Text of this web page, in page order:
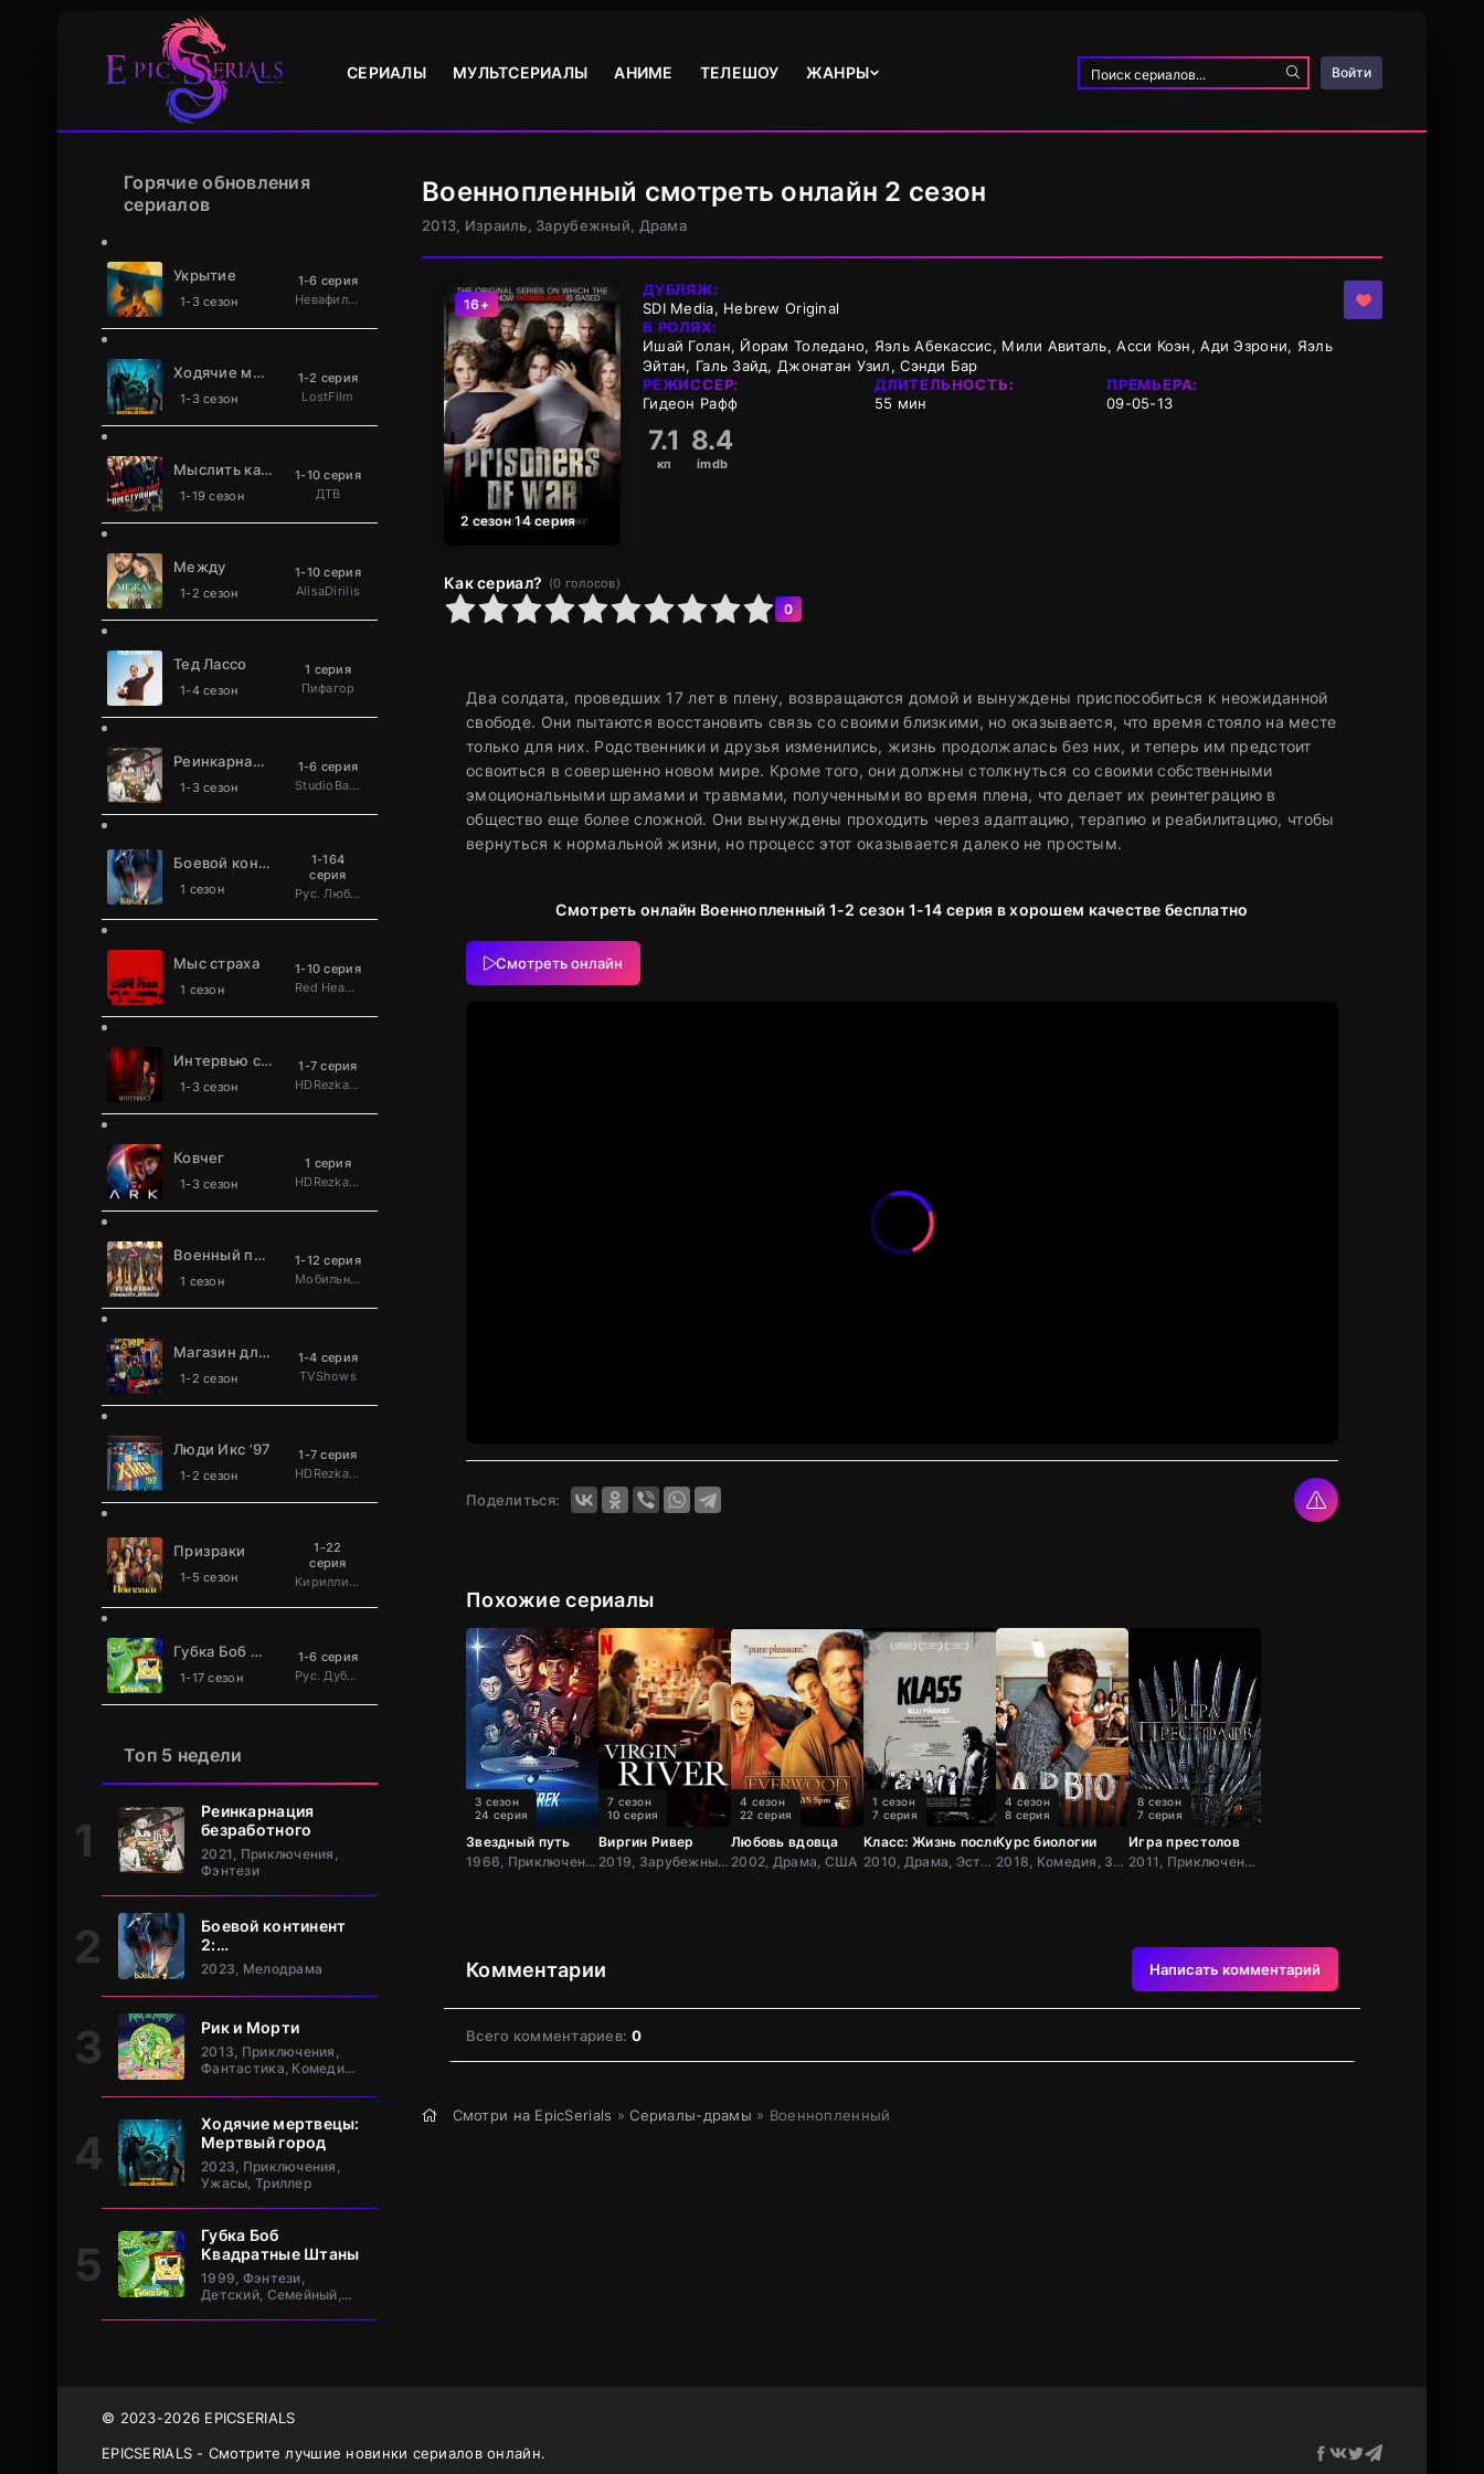
СЕРИАЛЫ МУЛЬТСЕРИАЛЫ АНИМЕ ТЕЛЕШОУ ЖАНРЫ Войти
Горячие обновления
сериалов
Укрытие
1-3 сезон
1-6 серия
Невафильм
Ходячие мертвецы: Мертвый город
1-3 сезон
1-2 серия
LostFilm
Мыслить как преступник
1-19 сезон
1-10 серия
ДТВ
Между
1-2 сезон
1-10 серия
AlisaDirilis
Тед Лассо
1-4 сезон
1 серия
Пифагор
Реинкарнация безработного
1-3 сезон
1-6 серия
StudioBand
Боевой континент 2: Непревзойдённый клан Та
1 сезон
1-164
серия
Рус. Люб. многоголосый
Мыс страха
1 сезон
1-10 серия
Red Head Sound
Интервью с вампиром
1-3 сезон
1-7 серия
HDRezka Studio
Ковчег
1-3 сезон
1 серия
HDRezka Studio
Военный повар становится легендой
1 сезон
1-12 серия
Мобильное телевидение
Магазин для киллеров
1-2 сезон
1-4 серия
TVShows
Люди Икс ’97
1-2 сезон
1-7 серия
HDRezka Studio
Призраки
1-5 сезон
1-22
серия
Кириллица
Губка Боб Квадратные Штаны
1-17 сезон
1-6 серия
Рус. Дублированный
Топ 5 недели
Реинкарнация
безработного
2021, Приключения,
Фэнтези
Боевой континент
2:
Непревзойдённый
клан Та
2023, Мелодрама
Рик и Морти
2013, Приключения,
Фантастика, Комедия,
Ходячие мертвецы:
Мертвый город
2023, Приключения,
Ужасы, Триллер
Губка Боб
Квадратные Штаны
1999, Фэнтези,
Детский, Семейный,
Военнопленный смотреть онлайн 2 сезон
2013, Израиль, Зарубежный, Драма
16+
2 сезон 14 серия
Как сериал? (0 голосов)
0 1 5 6 7 8 9 10 0
ДУБЛЯЖ:
SDI Media, Hebrew Original
В РОЛЯХ:
Ишай Голан, Йорам Толедано, Яэль Абекассис, Мили Авиталь, Асси Коэн, Ади Эзрони, Яэль
Эйтан, Галь Зайд, Джонатан Узил, Сэнди Бар
РЕЖИССЕР:
Гидеон Рафф
ДЛИТЕЛЬНОСТЬ:
55 мин
ПРЕМЬЕРА:
09-05-13
7.1
кп
8.4
imdb
Два солдата, проведших 17 лет в плену, возвращаются домой и вынуждены приспособиться к неожиданной
свободе. Они пытаются восстановить связь со своими близкими, но оказывается, что время стояло на месте
только для них. Родственники и друзья изменились, жизнь продолжалась без них, и теперь им предстоит
освоиться в совершенно новом мире. Кроме того, они должны столкнуться со своими собственными
эмоциональными шрамами и травмами, полученными во время плена, что делает их реинтеграцию в
общество еще более сложной. Они вынуждены проходить через адаптацию, терапию и реабилитацию, чтобы
вернуться к нормальной жизни, но процесс этот оказывается далеко не простым.
Смотреть онлайн Военнопленный 1-2 сезон 1-14 серия в хорошем качестве бесплатно
Смотреть онлайн
Поделиться:
Похожие сериалы
Звездный путь
1966, Приключения, Фантастика, Боевик, США
3 сезон
24 серия
Виргин Ривер
2019, Зарубежный, Драма, США
7 сезон
10 серия
Любовь вдовца
2002, Драма, США
4 сезон
22 серия
Класс: Жизнь после
2010, Драма, Эстония
1 сезон
7 серия
Курс биологии
2018, Комедия, Зарубежный, США
4 сезон
8 серия
Игра престолов
2011, Приключения, Фэнтези, Блокбастер, Мистический, Боевик, Зарубежный, Мелодрама, Драма, США,
8 сезон
7 серия
Комментарии Написать комментарий
Всего комментариев: 0
Смотри на EpicSerials »Сериалы-драмы » Военнопленный
© 2023-2026 EPICSERIALS
EPICSERIALS - Смотрите лучшие новинки сериалов онлайн.